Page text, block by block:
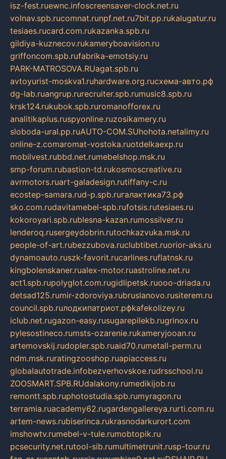
isz-fest.ruewnc.infoscreensaver-clock.net.ru
volnav.spb.rucomnat.runpf.net.ru7bit.pp.rukalugatur.ru
tesiaes.rucard.com.rukazanka.spb.ru
gildiya-kuznecov.rukameryboavision.ru
griffoncom.spb.rufabrika-emotsiy.ru
PARK-MATROSOVA.RUagat.spb.ru
avtoyurist-moskva1.ruhardware.org.ruсхема-авто.рф
dg-lab.ruangrup.rurecruiter.spb.rumusic8.spb.ru
krsk124.rukubok.spb.ruromanofforex.ru
analitikaplus.ruspyonline.ruzosikamery.ru
sloboda-ural.pp.ruAUTO-COM.SUhohota.netalimy.ru
online-z.comaromat-vostoka.ruotdelkaexp.ru
mobilvest.rubbd.net.rumebelshop.msk.ru
smp-forum.rubastion-td.rukosmoscreative.ru
avrmotors.ruart-galadesign.rutiffany-c.ru
ecostep-samara.rud-p.spb.ruгалактика73.рф
sko.com.rudavitamebel-spb.rufotsis.rutesiaes.ru
kokoroyari.spb.rublesna-kazan.rumossilver.ru
lenderoq.rusergeydobrin.rutochkazvuka.msk.ru
people-of-art.rubezzubova.ruclubtibet.ruorior-aks.ru
dynamoauto.ruszk-favorit.rucarlines.ruflatnsk.ru
kingbolenskaner.rualex-motor.ruastroline.net.ru
act1.spb.rupolyglot.com.rugidlipetsk.ruooo-driada.ru
detsad125.rumir-zdoroviya.rubruslanovo.rusiterem.ru
council.spb.ruлодкипатриот.рфkafekolizey.ru
iclub.net.rugazon-easy.rusugarepilekb.rugrinox.ru
pylesostineco.rumsts-ozarenie.rukameryjooan.ru
artemovskij.rudopler.spb.ruaid70.rumetall-perm.ru
ndm.msk.ruratingzooshop.ruapiaccess.ru
globalautotrade.infobezverhovskoe.rudrsschool.ru
ZOOSMART.SPB.RUdalakony.rumedikijob.ru
remontt.spb.ruphotostudia.spb.rumyragon.ru
terramia.ruacademy62.rugardengallereya.rurti.com.ru
artem-news.rubiserinca.rukrasnodarkurort.com
imshowtv.rumebel-v-tule.rumobtopik.ru
pcsecurity.net.rutool-sib.rumultimetrunit.rusp-tour.ru